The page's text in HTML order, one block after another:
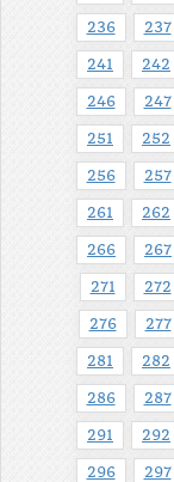
236 237
241 242
246 247
251 252
256 257
261 262
266 267
271 272
276 277
281 282
286 287
291 292
296 297